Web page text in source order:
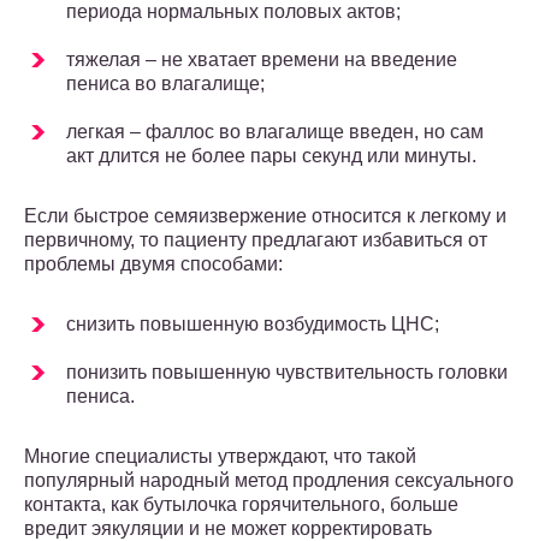
периода нормальных половых актов;
тяжелая – не хватает времени на введение
пениса во влагалище;
легкая – фаллос во влагалище введен, но сам
акт длится не более пары секунд или минуты.
Если быстрое семяизвержение относится к легкому и
первичному, то пациенту предлагают избавиться от
проблемы двумя способами:
снизить повышенную возбудимость ЦНС;
понизить повышенную чувствительность головки
пениса.
Многие специалисты утверждают, что такой
популярный народный метод продления сексуального
контакта, как бутылочка горячительного, больше
вредит эякуляции и не может корректировать